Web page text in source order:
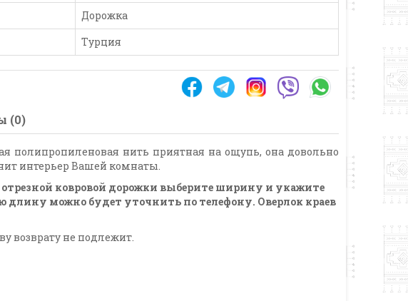
Дорожка
Турция
(0)
полипропиленовая нить приятная на ощупь, она довольно
интерьер Вашей комнаты.
отрезной ковровой дорожки выберите ширину и укажите
длину можно будет уточнить по телефону. Оверлок краев
возврату не подлежит.